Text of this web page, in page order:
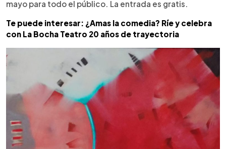
mayo para todo el público. La entrada es gratis.
Te puede interesar: ¿Amas la comedia? Ríe y celebra
con La Bocha Teatro 20 años de trayectoria